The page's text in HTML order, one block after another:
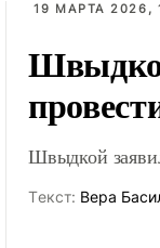
19 МАРТА 2026,
Швыдкой
Tекст: Вера